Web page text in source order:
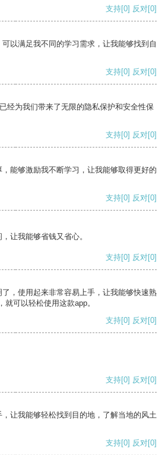
支持[0] 反对[0]
以满足我不同的学习需求，让我能够找到自
支持[0] 反对[0]
经为我们带来了无限的隐私保护和安全性保
支持[0] 反对[0]
能够激励我不断学习，让我能够取得更好的
支持[0] 反对[0]
让我能够省钱又省心。
支持[0] 反对[0]
，使用起来非常容易上手，让我能够快速熟
可以轻松使用这款app。
支持[0] 反对[0]
支持[0] 反对[0]
让我能够轻松找到目的地，了解当地的风土
支持[0] 反对[0]